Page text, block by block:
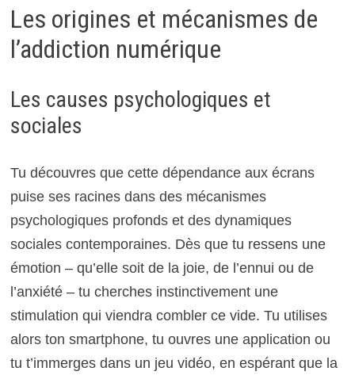
Les origines et mécanismes de
l’addiction numérique
Les causes psychologiques et
sociales
Tu découvres que cette dépendance aux écrans
puise ses racines dans des mécanismes
psychologiques profonds et des dynamiques
sociales contemporaines. Dès que tu ressens une
émotion – qu’elle soit de la joie, de l’ennui ou de
l’anxiété – tu cherches instinctivement une
stimulation qui viendra combler ce vide. Tu utilises
alors ton smartphone, tu ouvres une application ou
tu t’immerges dans un jeu vidéo, en espérant que la